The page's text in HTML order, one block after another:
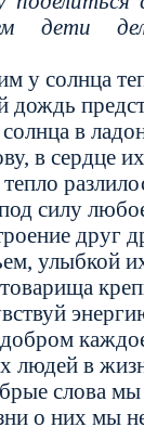
дети
у солнца
дождь
в
в сердце
силу
друг
улыбкой
людей в
слова
о них мы